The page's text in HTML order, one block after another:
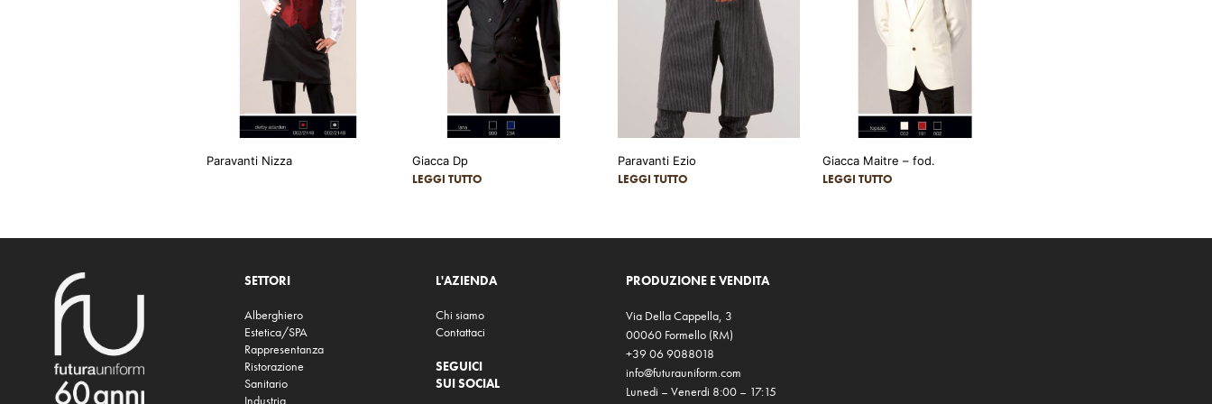
Paravanti Nizza Giacca Dp
LEGGI TUTTO
Paravanti Ezio
LEGGI TUTTO
Giacca Maitre – fod.
LEGGI TUTTO
SETTORI
Alberghiero
Estetica/SPA
Rappresentanza
Ristorazione
Sanitario
L'AZIENDA
Chi siamo
Contattaci
SEGUICI
SUI SOCIAL
PRODUZIONE E VENDITA
Via Della Cappella, 3
00060 Formello (RM)
+39 06 9088018
info@futurauniform.com
Lunedi – Venerdi 8:00 – 17:15